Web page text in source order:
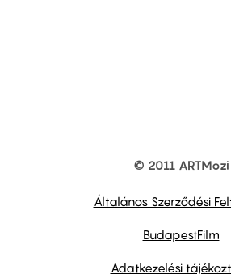
© 2011 ARTMozi
Általános Szerződési
BudapestFilm
Adatkezelési